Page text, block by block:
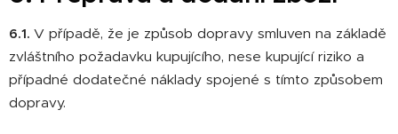
6.1. V případě, že je způsob dopravy smluven na základě
zvláštního požadavku kupujícího, nese kupující riziko a
případné dodatečné náklady spojené s tímto způsobem
dopravy.